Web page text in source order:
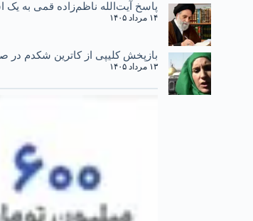
پاسخ آیت‌الله ناظم‌زاده قمی به
۱۴ مرداد ۱۴۰۵
بازپخش کلیپی از کاترین شکدم در
۱۳ مرداد ۱۴۰۵